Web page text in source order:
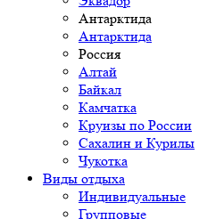
Антарктида
Антарктида
Россия
Алтай
Байкал
Камчатка
Круизы по России
Сахалин и Курилы
Чукотка
Виды отдыха
Индивидуальные
Групповые